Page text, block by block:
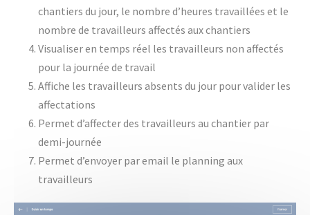
chantiers du jour, le nombre d’heures travaillées et le
nombre de travailleurs affectés aux chantiers
Visualiser en temps réel les travailleurs non affectés
pour la journée de travail
Affiche les travailleurs absents du jour pour valider les
affectations
Permet d’affecter des travailleurs au chantier par
demi-journée
Permet d’envoyer par email le planning aux
travailleurs